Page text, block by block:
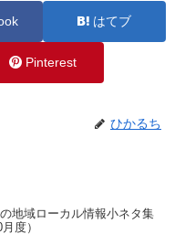
はてブ
Pinterest
ひかるち
地域ローカル情報小ネタ集
度）